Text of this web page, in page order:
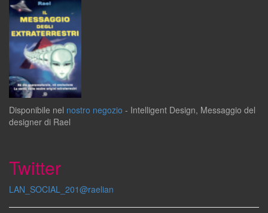
Disponibile nel nostro negozio - Intelligent Design, Messaggio del
designer di Rael
Twitter
LAN_SOCIAL_201@raelian